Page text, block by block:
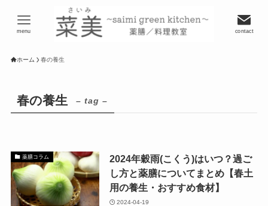
contact
menu
ホーム 春の養生
春の養生 – tag –
薬膳コラム
2024年穀雨(こくう)はいつ？過ご
し方と薬膳についてまとめ【春土
用の養生・おすすめ食材】
2024-04-19